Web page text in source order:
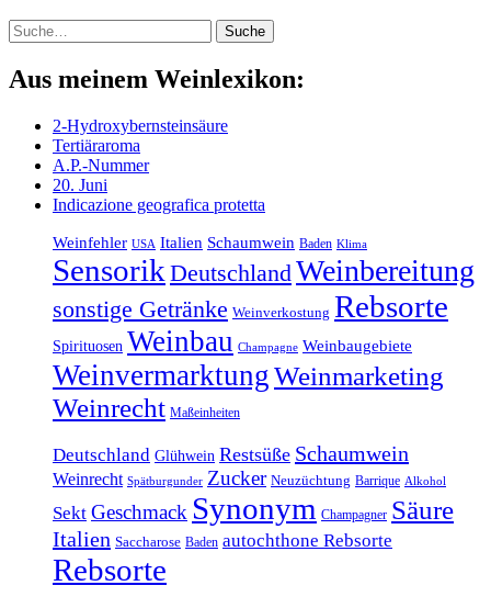
Suche Suche
Aus meinem Weinlexikon:
2-Hydroxybernsteinsäure
Tertiäraroma
A.P.-Nummer
20. Juni
Indicazione geografica protetta
Weinfehler USA Italien Schaumwein Baden Klima
Sensorik DeutschlandWeinbereitung
sonstige Getränke Weinverkostung Rebsorte
Spirituosen Weinbau Champagne Weinbaugebiete
WeinvermarktungWeinmarketing
Weinrecht Maßeinheiten
Deutschland Glühwein Restsüße Schaumwein
Weinrecht Spätburgunder Zucker Neuzüchtung Barrique Alkohol
Sekt Geschmack Synonym Champagner Säure
Italien Saccharose Baden autochthone Rebsorte
Rebsorte